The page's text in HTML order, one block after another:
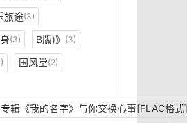
旅途(3)
(3) B版)》 (3)
国风堂(2)
辑《我的名字》与你交换心事[FLAC格式]